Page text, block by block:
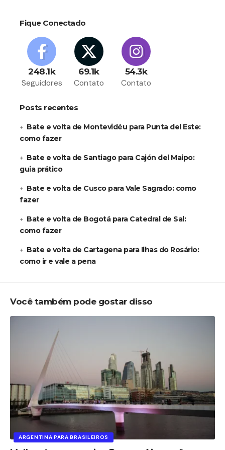
Fique Conectado
248.1k
Seguidores
69.1k
Contato
54.3k
Contato
Posts recentes
Bate e volta de Montevidéu para Punta del Este:
como fazer
Bate e volta de Santiago para Cajón del Maipo:
guia prático
Bate e volta de Cusco para Vale Sagrado: como
fazer
Bate e volta de Bogotá para Catedral de Sal:
como fazer
Bate e volta de Cartagena para Ilhas do Rosário:
como ir e vale a pena
Você também pode gostar disso
ARGENTINA PARA BRASILEIROS